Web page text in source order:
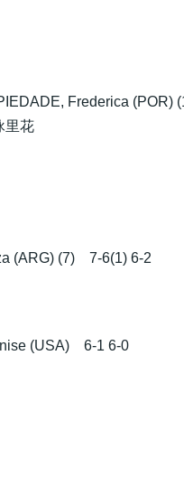
Frederica
里花
(ARG) (7) 7-6(1) 6-2
(USA) 6-1 6-0